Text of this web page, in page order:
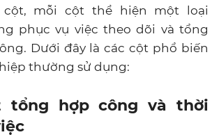
cột, mỗi cột thể hiện một loại
phục vụ việc theo dõi và tổng
Dưới đây là các cột phổ biến
thường sử dụng:
tổng hợp công và thời